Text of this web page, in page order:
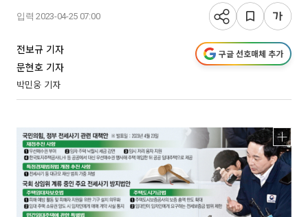
입력 2023-04-25 07:00
전보규 기자
문현호 기자
박민웅 기자
구글 선호매체 추가